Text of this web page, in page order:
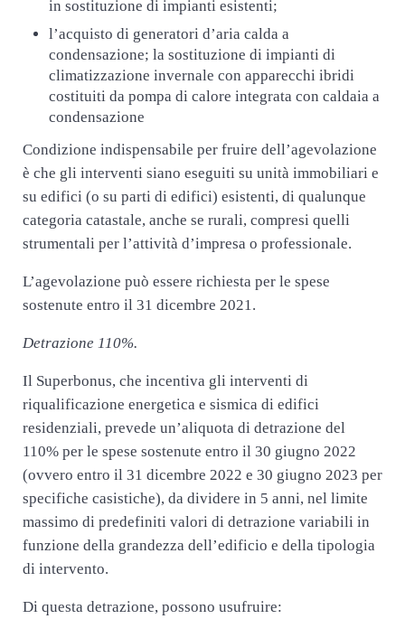
in sostituzione di impianti esistenti;
l’acquisto di generatori d’aria calda a
condensazione; la sostituzione di impianti di
climatizzazione invernale con apparecchi ibridi
costituiti da pompa di calore integrata con caldaia a
condensazione
Condizione indispensabile per fruire dell’agevolazione
è che gli interventi siano eseguiti su unità immobiliari e
su edifici (o su parti di edifici) esistenti, di qualunque
categoria catastale, anche se rurali, compresi quelli
strumentali per l’attività d’impresa o professionale.
L’agevolazione può essere richiesta per le spese
sostenute entro il 31 dicembre 2021.
Detrazione 110%.
Il Superbonus, che incentiva gli interventi di
riqualificazione energetica e sismica di edifici
residenziali, prevede un’aliquota di detrazione del
110% per le spese sostenute entro il 30 giugno 2022
(ovvero entro il 31 dicembre 2022 e 30 giugno 2023 per
specifiche casistiche), da dividere in 5 anni, nel limite
massimo di predefiniti valori di detrazione variabili in
funzione della grandezza dell’edificio e della tipologia
di intervento.
Di questa detrazione, possono usufruire: